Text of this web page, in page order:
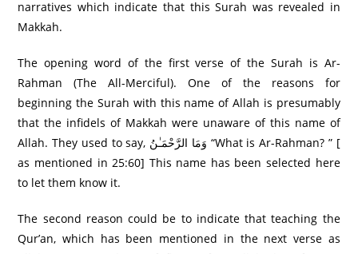
narratives which indicate that this Surah was revealed in
Makkah.
The opening word of the first verse of the Surah is Ar-
Rahman (The All-Merciful). One of the reasons for
beginning the Surah with this name of Allah is presumably
that the infidels of Makkah were unaware of this name of
Allah. They used to say, وَمَا الرَّ‌حْمَـٰنُ “What is Ar-Rahman? ” [
as mentioned in 25:60] This name has been selected here
to let them know it.
The second reason could be to indicate that teaching the
Qur’an, which has been mentioned in the next verse as